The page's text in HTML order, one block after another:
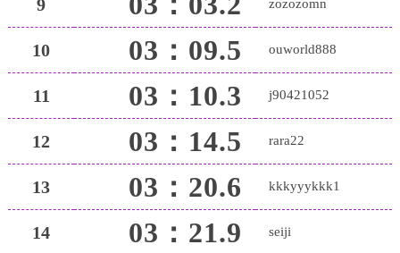
9 zozozomn
10 03：09.5 ouworld888
11 03：10.3 j90421052
12 03：14.5 rara22
13 03：20.6 kkkyyykkk1
14 03：21.9 seiji